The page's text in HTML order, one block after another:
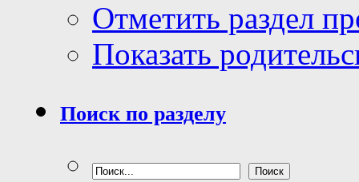
Отметить раздел
Показать
Поиск по разделу